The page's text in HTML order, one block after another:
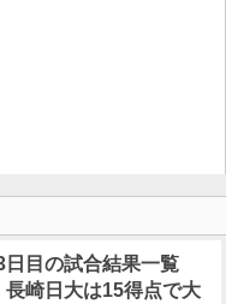
日目の試合結果一覧
崎日大は15得点で大